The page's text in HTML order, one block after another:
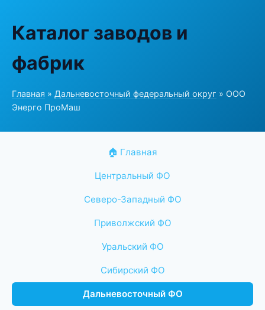
Каталог заводов и
фабрик
Главная » Дальневосточный федеральный округ » ООО
Энерго ПроМаш
🏠 Главная
Центральный ФО
Северо-Западный ФО
Приволжский ФО
Уральский ФО
Сибирский ФО
Дальневосточный ФО